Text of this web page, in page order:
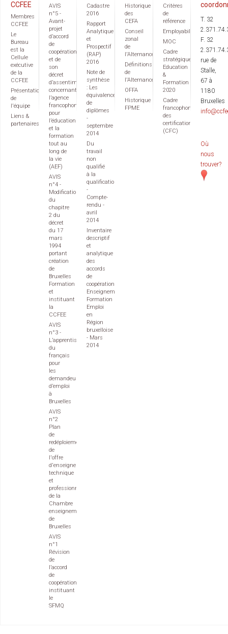
CCFEE
Membres
CCFEE
Le
Bureau
est la
Cellule
exécutive
de la
CCFEE
Présentation
de
l'équipe
Liens &
partenaires
AVIS
n°5 -
Avant-
projet
d’accord
de
coopération
et de
son
décret
d’assentiment
concernant
l’agence
francophone
pour
l’éducation
et la
formation
tout au
long de
la vie
(AEF)
AVIS
n°4 -
Modification
du
chapitre
2 du
décret
du 17
mars
1994
portant
création
de
Bruxelles
Formation
et
instituant
la
CCFEE
AVIS
n°3 -
L’apprentissage
du
français
pour
les
demandeurs
d’emploi
à
Bruxelles
AVIS
n°2
Plan
de
redéploiement
de
l'offre
d'enseignement
technique
et
professionnel
de la
Chambre
enseignement
de
Bruxelles
AVIS
n°1
Révision
de
l’accord
de
coopération
instituant
le
SFMQ
Cadastre
2016
Rapport
Analytique
et
Prospectif
(RAP)
2016
Note de
synthèse
: Les
équivalences
de
diplômes
-
septembre
2014
Du
travail
non
qualifié
à la
qualification
-
Compte-
rendu -
avril
2014
Inventaire
descriptif
et
analytique
des
accords
de
coopération
Enseignement
Formation
Emploi
en
Région
bruxelloise
- Mars
2014
Historique
des
CEFA
Conseil
zonal
de
l'Alternance
Définitions
de
l'Alternance
OFFA
Historique
FPME
Critères
de
référence
Employabilité
MOC
Cadre
stratégique
Education
&
Formation
2020
Cadre
francophone
des
certifications
(CFC)
T. 32
F. 32
rue de
Stalle,
67 à
1180
Bruxelles
Où
nous
trouver?